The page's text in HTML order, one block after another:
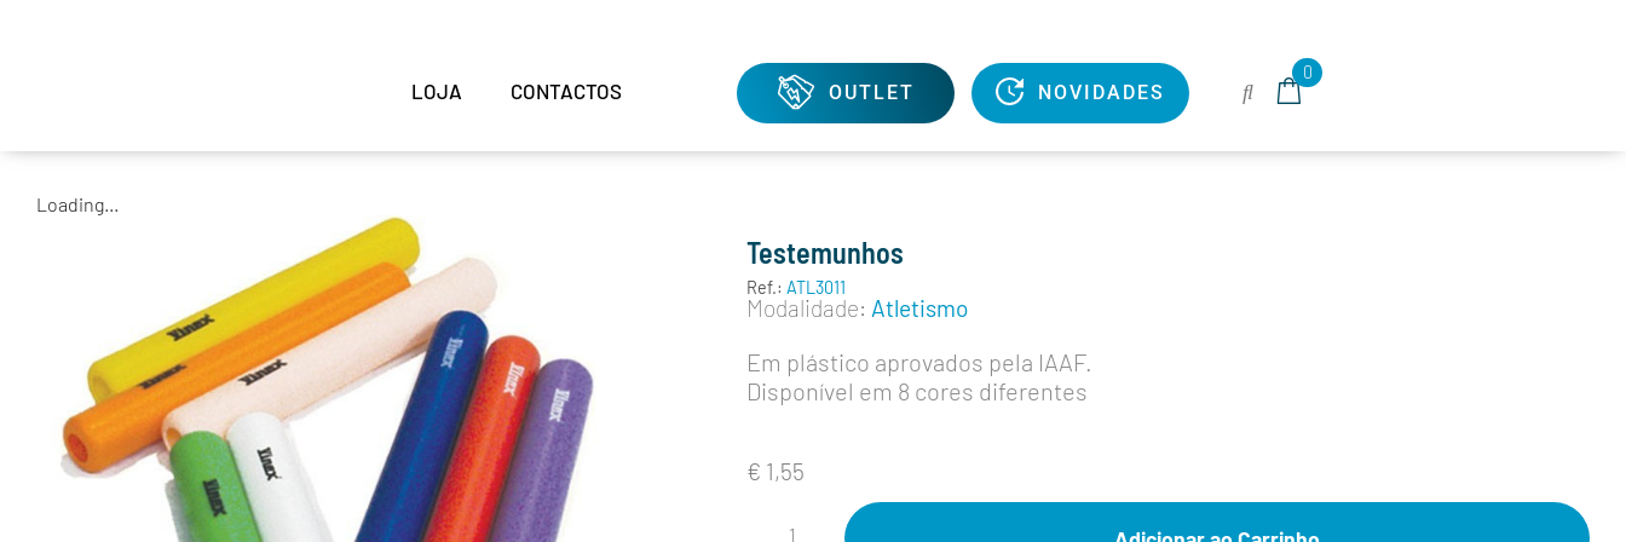
LOJA CONTACTOS OUTLET NOVIDADES
0
Loading...
Testemunhos
Ref.: ATL3011
Modalidade: Atletismo
Em plástico aprovados pela IAAF.
Disponível em 8 cores diferentes
€ 1,55